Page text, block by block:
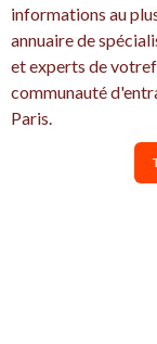
informations au
annuaire de
et experts de
communauté
Paris.